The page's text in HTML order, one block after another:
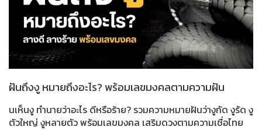
ฝันถึงงู หมายถึงอะไร? พร้อมเลขมงคลตามความฝัน
นเห็นงู ทำนายว่าอะไร ดีหรือร้าย? รวมความหมายฝันว่างูกัด งูรัด งู
ตัวใหญ่ งูหลายตัว พร้อมเลขมงคล เสริมดวงตามความเชื่อไทย